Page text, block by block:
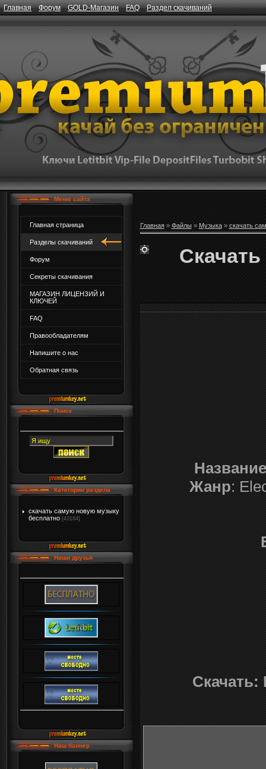
Главная Форум GOLD-Магазин FAQ Раздел скачиваний
Меню сайта
Главная страница
Разделы скачиваний
Форум
Секреты скачивания
МАГАЗИН ЛИЦЕНЗИЙ И
КЛЮЧЕЙ
FAQ
Правообладателям
Напишите о нас
Обратная связь
Поиск
Категории раздела
скачать самую новую музыку
бесплатно [43164]
Наши друзья
Наш баннер
Главная» Файлы» Музыка» скачать
Название
Жанр:
Скачать: